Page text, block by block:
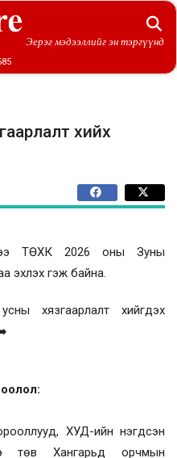
Эерэг мэдээллийг эн тэргүүнд
хийх
ТӨХК 2026 оны Зуны
эхлэх гэж байна.
хязгаарлалт хийгдэх
ХУД-ийн нэгдсэн
төв Хангарьд орчмын